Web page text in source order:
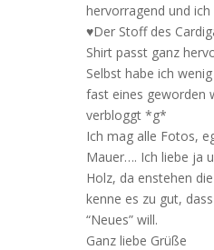
hervorragend und
♥Der Stoff des
Shirt passt ganz
Selbst habe ich
fast eines geworden
verbloggt *g*
Ich mag alle Fotos,
Mauer…. Ich liebe ja
Holz, da enstehen
kenne es zu gut,
“Neues” will.
Ganz liebe Grüße